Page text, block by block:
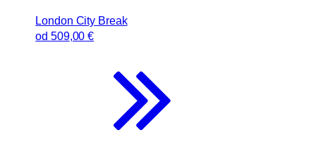
London City Break
od 509,00 €